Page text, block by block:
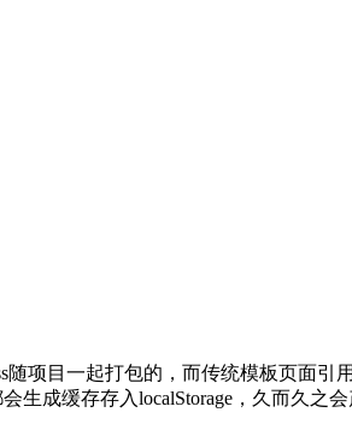
项目一起打包的，而传统模板页面引
生成缓存存入localStorage，久而久之